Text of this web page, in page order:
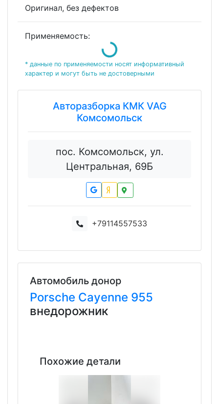
Оригинал, без дефектов
Применяемость:
Loading...
* данные по применяемости носят информативный
характер и могут быть не достоверными
Авторазборка КМК VAG
Комсомольск
пос. Комсомольск, ул.
Центральная, 69Б
+79114557533
Автомобиль донор
Porsche Cayenne 955
внедорожник
Похожие детали